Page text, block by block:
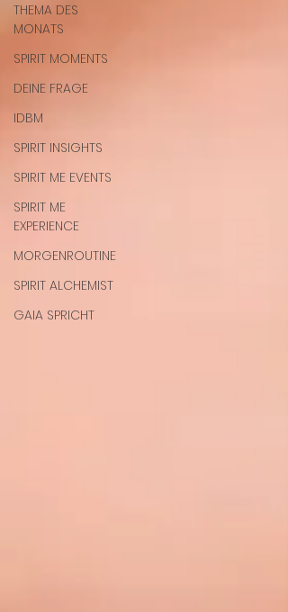
THEMA DES
MONATS
SPIRIT MOMENTS
DEINE FRAGE
IDBM
SPIRIT INSIGHTS
SPIRIT ME EVENTS
SPIRIT ME
EXPERIENCE
MORGENROUTINE
SPIRIT ALCHEMIST
GAIA SPRICHT